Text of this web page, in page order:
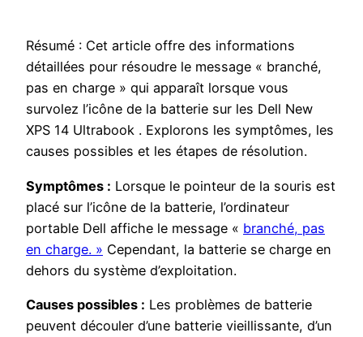
Résumé : Cet article offre des informations
détaillées pour résoudre le message « branché,
pas en charge » qui apparaît lorsque vous
survolez l’icône de la batterie sur les Dell New
XPS 14 Ultrabook . Explorons les symptômes, les
causes possibles et les étapes de résolution.
Symptômes : Lorsque le pointeur de la souris est
placé sur l’icône de la batterie, l’ordinateur
portable Dell affiche le message « branché, pas
en charge. » Cependant, la batterie se charge en
dehors du système d’exploitation.
Causes possibles : Les problèmes de batterie
peuvent découler d’une batterie vieillissante, d’un